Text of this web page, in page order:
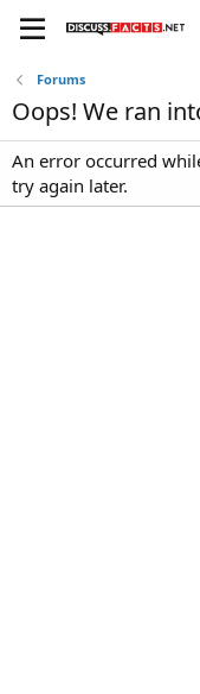
Forums
Oops! We ran
An error occurred
try again later.